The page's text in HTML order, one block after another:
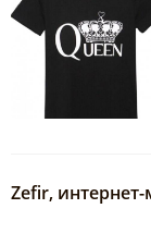
Zefir,